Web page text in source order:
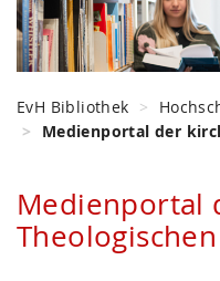
EvH Bibliothek
Medienportal der
Medienportal